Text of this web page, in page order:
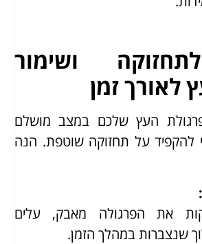
ושימור
לאורך זמן
העץ שלכם במצב מושלם
להקפיד על תחזוקה שוטפת. הנה
:
את הפרגולה מאבק, עלים
שנצברות במהלך הזמן.